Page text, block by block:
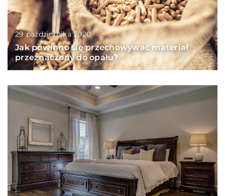
29 października 2020
Jak powinno się przechowywać materiał
przeznaczony do opału?